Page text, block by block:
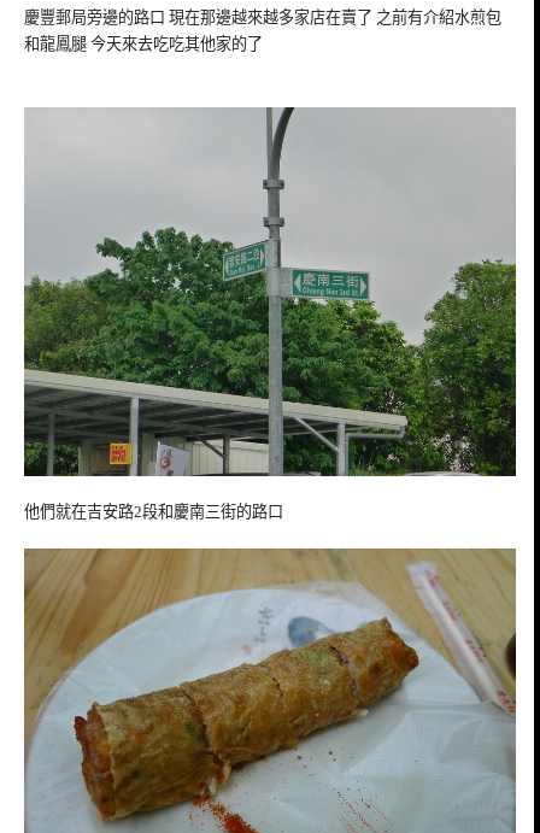
慶豐郵局旁邊的路口 現在那邊越來越多家店在賣了 之前有介紹水煎包
和龍鳳腿 今天來去吃吃其他家的了
他們就在吉安路2段和慶南三街的路口